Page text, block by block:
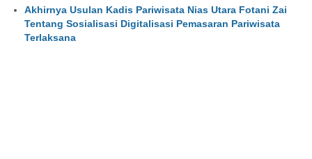
Akhirnya Usulan Kadis Pariwisata Nias Utara Fotani Zai
Tentang Sosialisasi Digitalisasi Pemasaran Pariwisata
Terlaksana